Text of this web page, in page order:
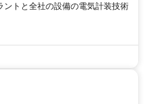
ントと全社の設備の電気計装技術